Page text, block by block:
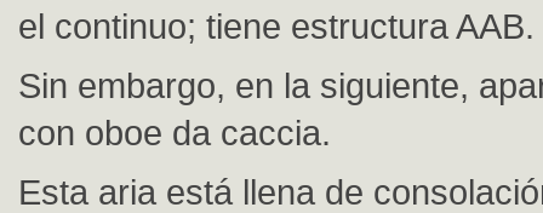
el continuo; tiene estructura AAB.
Sin embargo, en la siguiente,
con oboe da caccia.
Esta aria está llena de